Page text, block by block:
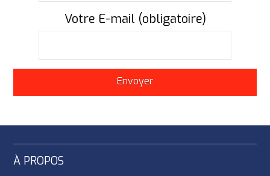
Votre E-mail (obligatoire)
À PROPOS